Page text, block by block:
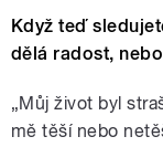
Když teď
dělá radost,
„Můj život byl
mě těší nebo